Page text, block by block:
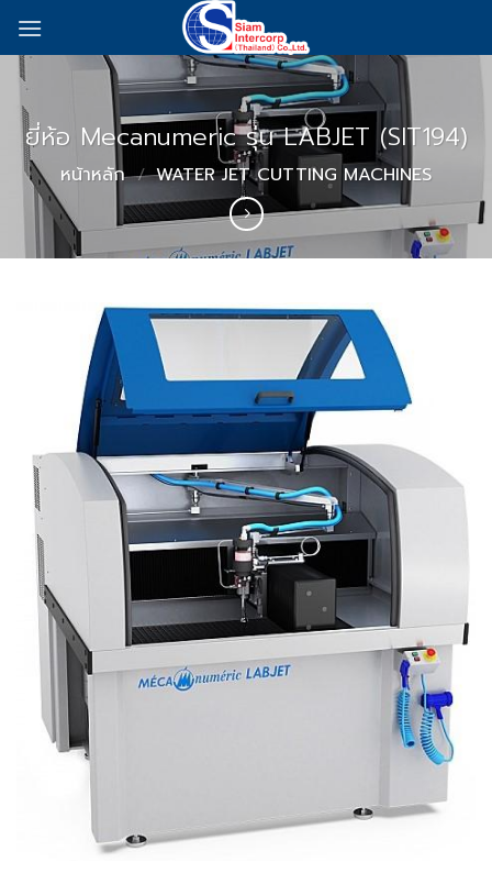
content
ยี่ห้อ Mecanumeric รุ่น LABJET (SIT194)
หน้าหลัก / WATER JET CUTTING MACHINES